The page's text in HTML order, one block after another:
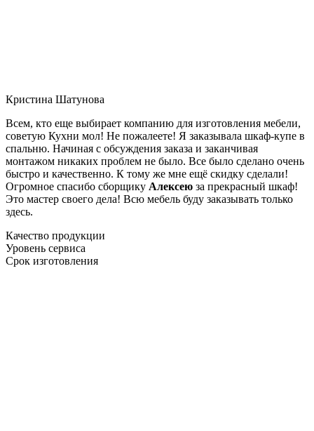
Кристина Шатунова
Всем, кто еще выбирает компанию для изготовления мебели,
советую Кухни мол! Не пожалеете! Я заказывала шкаф-купе в
спальню. Начиная с обсуждения заказа и заканчивая
монтажом никаких проблем не было. Все было сделано очень
быстро и качественно. К тому же мне ещё скидку сделали!
Огромное спасибо сборщику Алексею за прекрасный шкаф!
Это мастер своего дела! Всю мебель буду заказывать только
здесь.
Качество продукции
Уровень сервиса
Срок изготовления